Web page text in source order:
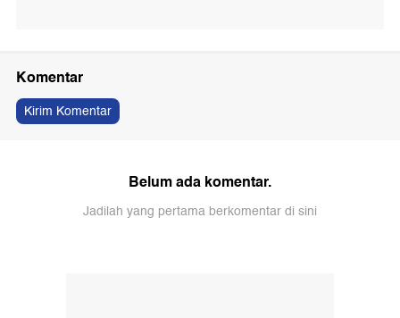
Komentar
Kirim Komentar
Belum ada komentar.
Jadilah yang pertama berkomentar di sini